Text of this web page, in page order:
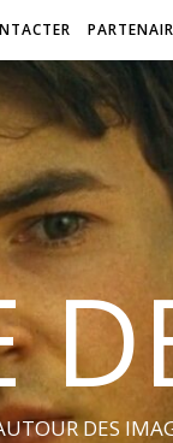
DES